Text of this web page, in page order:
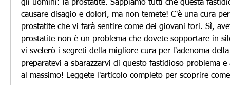
gli uomini: la prostatite. Sappiamo tutti che questa
causare disagio e dolori, ma non temete! C'è una cura
prostatite che vi farà sentire come dei giovani tori. Sì,
prostatite non è un problema che dovete sopportare in
vi svelerò i segreti della migliore cura per l'adenoma
preparatevi a sbarazzarvi di questo fastidioso problema
al massimo! Leggete l'articolo completo per scoprire